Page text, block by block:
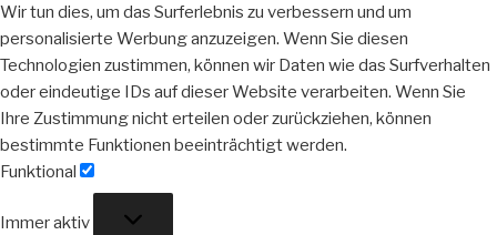
Wir tun dies, um das Surferlebnis zu verbessern und um
personalisierte Werbung anzuzeigen. Wenn Sie diesen
Technologien zustimmen, können wir Daten wie das Surfverhalten
oder eindeutige IDs auf dieser Website verarbeiten. Wenn Sie
Ihre Zustimmung nicht erteilen oder zurückziehen, können
bestimmte Funktionen beeinträchtigt werden.
Funktional
Immer aktiv